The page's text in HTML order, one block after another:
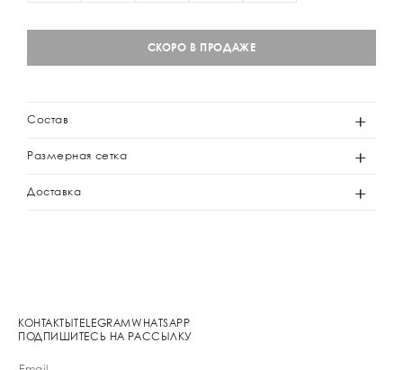
СКОРО В ПРОДАЖЕ
Состав
Размерная сетка
Доставка
КОНТАКТЫ TELEGRAMWHATSAPP
ПОДПИШИТЕСЬ НА РАССЫЛКУ